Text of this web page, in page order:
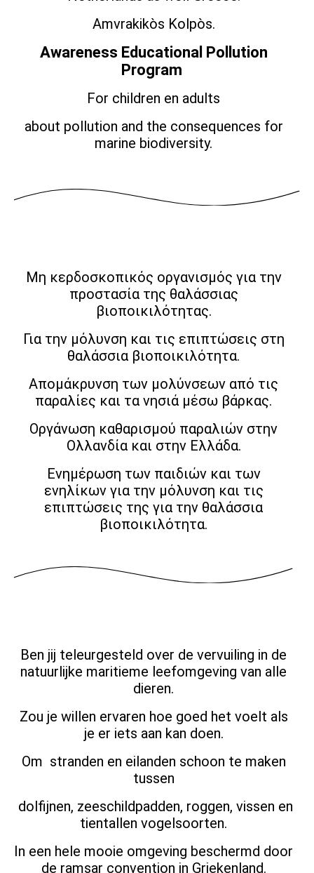
Amvrakikòs Kolpòs.
Awareness Educational Pollution
Program
For children en adults
about pollution and the consequences for
marine biodiversity.
Μη κερδοσκοπικός οργανισμός για την
προστασία της θαλάσσιας
βιοποικιλότητας.
Για την μόλυνση και τις επιπτώσεις στη
θαλάσσια βιοποικιλότητα.
Απομάκρυνση των μολύνσεων από τις
παραλίες και τα νησιά μέσω βάρκας.
Οργάνωση καθαρισμού παραλιών στην
Ολλανδία και στην Ελλάδα.
Ενημέρωση των παιδιών και των
ενηλίκων για την μόλυνση και τις
επιπτώσεις της για την θαλάσσια
βιοποικιλότητα.
Ben jij teleurgesteld over de vervuiling in de
natuurlijke maritieme leefomgeving van alle
dieren.
Zou je willen ervaren hoe goed het voelt als
je er iets aan kan doen.
Om stranden en eilanden schoon te maken
tussen
dolfijnen, zeeschildpadden, roggen, vissen en
tientallen vogelsoorten.
In een hele mooie omgeving beschermd door
de ramsar convention in Griekenland.